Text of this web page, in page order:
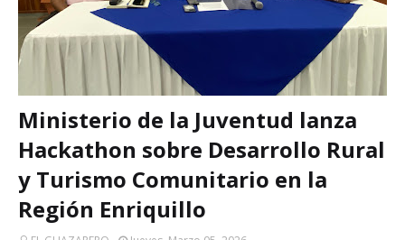
Ministerio de la Juventud lanza
Hackathon sobre Desarrollo Rural
y Turismo Comunitario en la
Región Enriquillo